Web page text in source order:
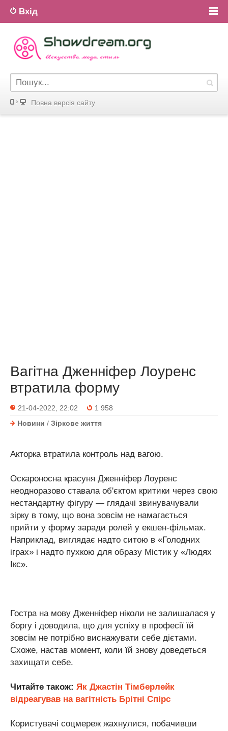
Вхід
Повна версiя сайту
Вагітна Дженніфер Лоуренс
втратила форму
21-04-2022, 22:02
1 958
Новини / Зіркове життя
Акторка втратила контроль над вагою.
Оскароносна красуня Дженніфер Лоуренс
неодноразово ставала об'єктом критики через свою
нестандартну фігуру — глядачі звинувачували
зірку в тому, що вона зовсім не намагається
прийти у форму заради ролей у екшен-фільмах.
Наприклад, виглядає надто ситою в «Голодних
іграх» і надто пухкою для образу Містик у «Людях
Ікс».
Гостра на мову Дженніфер ніколи не залишалася у
боргу і доводила, що для успіху в професії їй
зовсім не потрібно виснажувати себе дієтами.
Схоже, настав момент, коли їй знову доведеться
захищати себе.
Читайте також: Як Джастін Тімберлейк
відреагував на вагітність Брітні Спірс
Користувачі соцмереж жахнулися, побачивши